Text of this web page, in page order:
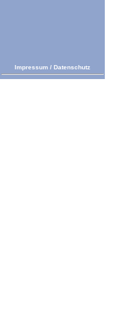
Impressum / Datenschutz